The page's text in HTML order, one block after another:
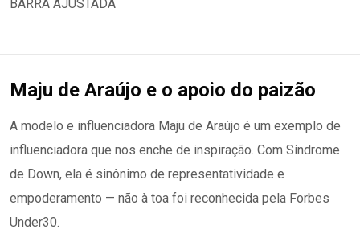
Maju de Araújo e o apoio do paizão
A modelo e influenciadora Maju de Araújo é um exemplo de
influenciadora que nos enche de inspiração. Com Síndrome
de Down, ela é sinônimo de representatividade e
empoderamento — não à toa foi reconhecida pela Forbes
Under30.